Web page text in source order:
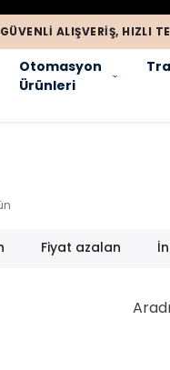
GÜVENLI ALIŞVERIŞ, HIZLI
Otomasyon
Ürünleri
Fiyat azalan